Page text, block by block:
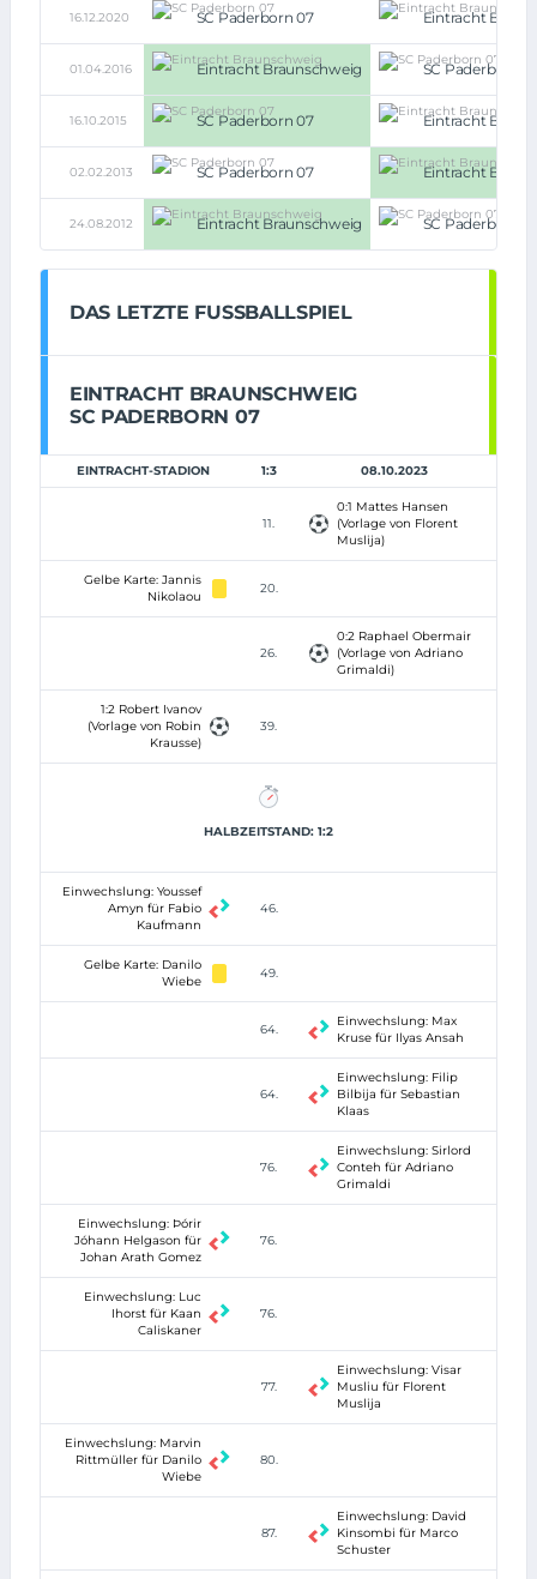
16.12.2020 SC Paderborn 07 Eintracht
01.04.2016 Eintracht Braunschweig SC Paderborn
16.10.2015 SC Paderborn 07 Eintracht
02.02.2013 SC Paderborn 07 Eintracht
24.08.2012 Eintracht Braunschweig SC Paderborn
DAS LETZTE FUSSBALLSPIEL
EINTRACHT BRAUNSCHWEIG
SC PADERBORN 07
EINTRACHT-STADION 1:3 08.10.2023
11.
0:1 Mattes Hansen
(Vorlage von Florent
Muslija)
Gelbe Karte: Jannis
Nikolaou
20.
26.
0:2 Raphael Obermair
(Vorlage von Adriano
Grimaldi)
1:2 Robert Ivanov
(Vorlage von Robin
Krausse)
39.
HALBZEITSTAND: 1:2
Einwechslung: Youssef
Amyn für Fabio
Kaufmann
46.
Gelbe Karte: Danilo
Wiebe
49.
64.
Einwechslung: Max
Kruse für Ilyas Ansah
64.
Einwechslung: Filip
Bilbija für Sebastian
Klaas
76.
Einwechslung: Sirlord
Conteh für Adriano
Grimaldi
Einwechslung: Þórir
Jóhann Helgason für
Johan Arath Gomez
76.
Einwechslung: Luc
Ihorst für Kaan
Caliskaner
76.
77.
Einwechslung: Visar
Musliu für Florent
Muslija
Einwechslung: Marvin
Rittmüller für Danilo
Wiebe
80.
87.
Einwechslung: David
Kinsombi für Marco
Schuster